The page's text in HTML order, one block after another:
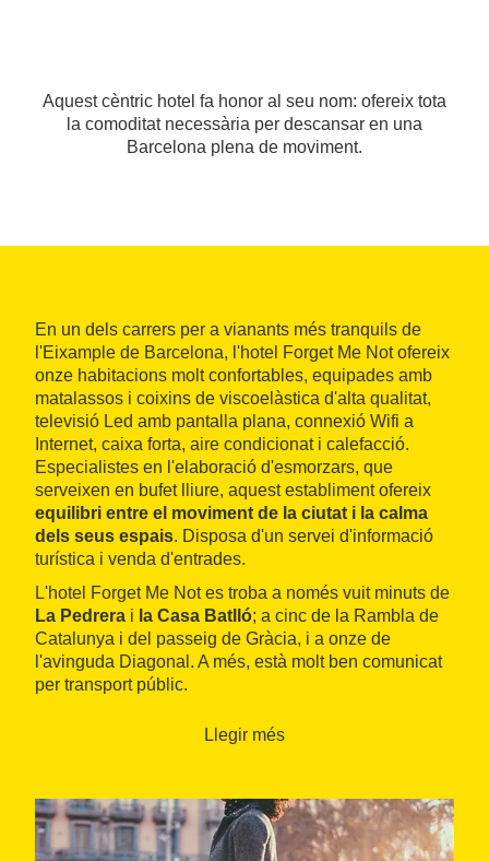
Aquest cèntric hotel fa honor al seu nom: ofereix tota
la comoditat necessària per descansar en una
Barcelona plena de moviment.
En un dels carrers per a vianants més tranquils de
l'Eixample de Barcelona, l'hotel Forget Me Not ofereix
onze habitacions molt confortables, equipades amb
matalassos i coixins de viscoelàstica d'alta qualitat,
televisió Led amb pantalla plana, connexió Wifi a
Internet, caixa forta, aire condicionat i calefacció.
Especialistes en l'elaboració d'esmorzars, que
serveixen en bufet lliure, aquest establiment ofereix
equilibri entre el moviment de la ciutat i la calma
dels seus espais. Disposa d'un servei d'informació
turística i venda d'entrades.
L'hotel Forget Me Not es troba a només vuit minuts de
La Pedrera i la Casa Batlló; a cinc de la Rambla de
Catalunya i del passeig de Gràcia, i a onze de
l'avinguda Diagonal. A més, està molt ben comunicat
per transport públic.
Llegir més